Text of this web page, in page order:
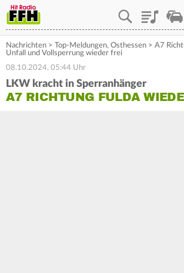
Playlist
Nachrichten > Top-Meldungen, Osthessen > A7
Unfall und Vollsperrung wieder frei
08.10.2024, 05:44 Uhr
LKW kracht in Sperranhänger
A7 RICHTUNG FULDA